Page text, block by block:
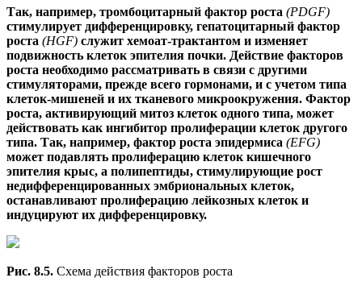
Так, например, тромбоцитарный фактор роста (PDGF)
стимулирует дифференцировку, гепатоцитарный фактор
роста (HGF) служит хемоат-трактантом и изменяет
подвижность клеток эпителия почки. Действие факторов
роста необходимо рассматривать в связи с другими
стимуляторами, прежде всего гормонами, и с учетом типа
клеток-мишеней и их тканевого микроокружения. Фактор
роста, активирующий митоз клеток одного типа, может
действовать как ингибитор пролиферации клеток другого
типа. Так, например, фактор роста эпидермиса (EFG)
может подавлять пролиферацию клеток кишечного
эпителия крыс, а полипептиды, стимулирующие рост
недифференцированных эмбриональных клеток,
останавливают пролиферацию лейкозных клеток и
индуцируют их дифференцировку.
Рис. 8.5. Схема действия факторов роста